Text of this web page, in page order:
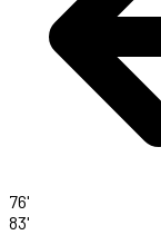
76'
83'